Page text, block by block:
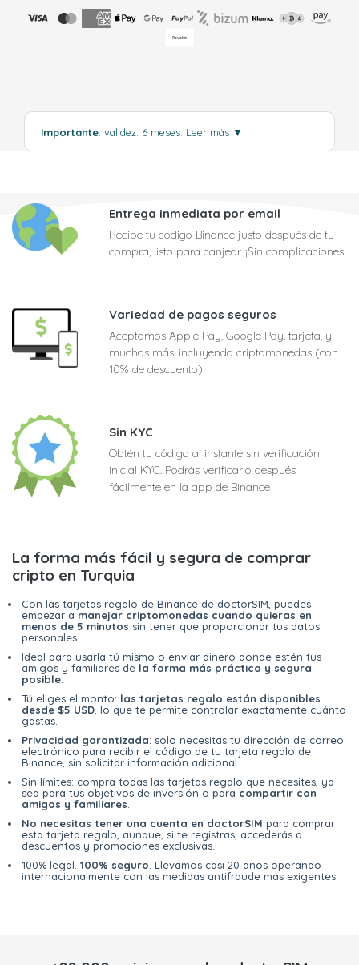
Importante: validez: 6 meses. Leer más ▼
Entrega inmediata por email
Recibe tu código Binance justo después de tu
compra, listo para canjear. ¡Sin complicaciones!
Variedad de pagos seguros
Aceptamos Apple Pay, Google Pay, tarjeta, y
muchos más, incluyendo criptomonedas (con
10% de descuento)
Sin KYC
Obtén tu código al instante sin verificación
inicial KYC. Podrás verificarlo después
fácilmente en la app de Binance
La forma más fácil y segura de comprar
cripto en Turquia
Con las tarjetas regalo de Binance de doctorSIM, puedes
empezar a manejar criptomonedas cuando quieras en
menos de 5 minutos sin tener que proporcionar tus datos
personales.
Ideal para usarla tú mismo o enviar dinero donde estén tus
amigos y familiares de la forma más práctica y segura
posible
Tú eliges el monto: las tarjetas regalo están disponibles
desde $5 USD , lo que te permite controlar exactamente cuánto
gastas.
Privacidad garantizada: solo necesitas tu dirección de correo
electrónico para recibir el código de tu tarjeta regalo de
Binance, sin solicitar información adicional.
Sin límites: compra todas las tarjetas regalo que necesites, ya
sea para tus objetivos de inversión o para compartir con
amigos y familiares
No necesitas tener una cuenta en doctorSIM para comprar
esta tarjeta regalo, aunque, si te registras, accederás a
descuentos y promociones exclusivas.
100% legal. 100% seguro . Llevamos casi 20 años operando
internacionalmente con las medidas antifraude más exigentes.